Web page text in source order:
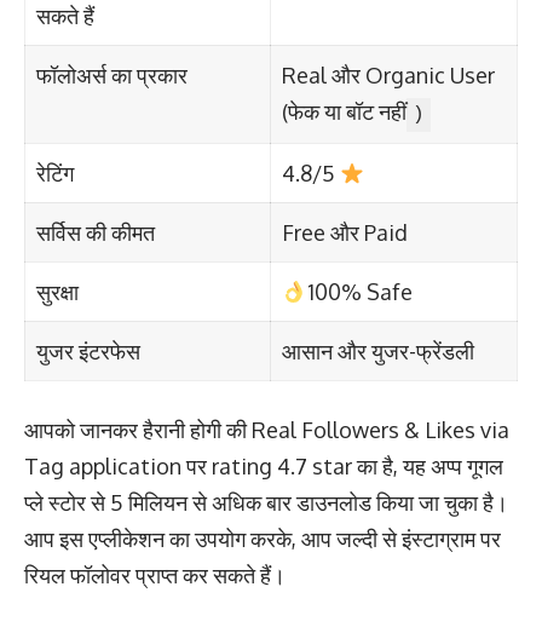
सकते हैं
फॉलोअर्स का प्रकार
Real और Organic User
(फेक या बॉट नहीं )
रेटिंग 4.8/5
सर्विस की कीमत Free और Paid
सुरक्षा 100% Safe
युजर इंटरफेस आसान और युजर-फ्रेंडली
आपको जानकर हैरानी होगी की Real Followers & Likes via
Tag application पर rating 4.7 star का है, यह अप्प गूगल
प्ले स्टोर से 5 मिलियन से अधिक बार डाउनलोड किया जा चुका है।
आप इस एप्लीकेशन का उपयोग करके, आप जल्दी से इंस्टाग्राम पर
रियल फॉलोवर प्राप्त कर सकते हैं।